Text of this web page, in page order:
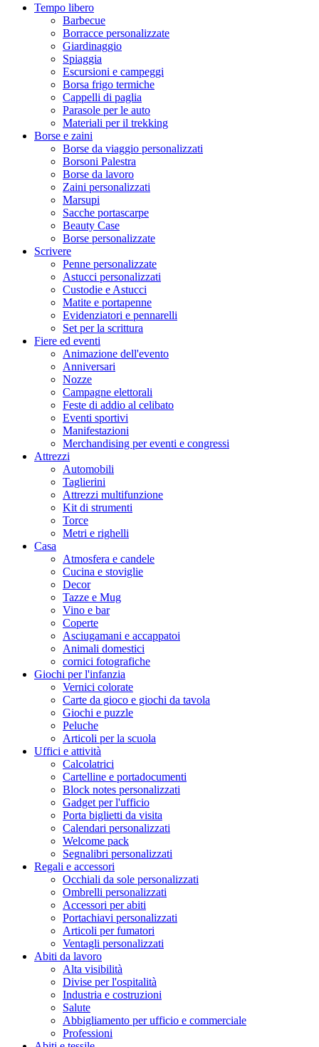
Tempo libero
Barbecue
Borracce personalizzate
Giardinaggio
Spiaggia
Escursioni e campeggi
Borsa frigo termiche
Cappelli di paglia
Parasole per le auto
Materiali per il trekking
Borse e zaini
Borse da viaggio personalizzati
Borsoni Palestra
Borse da lavoro
Zaini personalizzati
Marsupi
Sacche portascarpe
Beauty Case
Borse personalizzate
Scrivere
Penne personalizzate
Astucci personalizzati
Custodie e Astucci
Matite e portapenne
Evidenziatori e pennarelli
Set per la scrittura
Fiere ed eventi
Animazione dell'evento
Anniversari
Nozze
Campagne elettorali
Feste di addio al celibato
Eventi sportivi
Manifestazioni
Merchandising per eventi e congressi
Attrezzi
Automobili
Taglierini
Attrezzi multifunzione
Kit di strumenti
Torce
Metri e righelli
Casa
Atmosfera e candele
Cucina e stoviglie
Decor
Tazze e Mug
Vino e bar
Coperte
Asciugamani e accappatoi
Animali domestici
cornici fotografiche
Giochi per l'infanzia
Vernici colorate
Carte da gioco e giochi da tavola
Giochi e puzzle
Peluche
Articoli per la scuola
Uffici e attività
Calcolatrici
Cartelline e portadocumenti
Block notes personalizzati
Gadget per l'ufficio
Porta biglietti da visita
Calendari personalizzati
Welcome pack
Segnalibri personalizzati
Regali e accessori
Occhiali da sole personalizzati
Ombrelli personalizzati
Accessori per abiti
Portachiavi personalizzati
Articoli per fumatori
Ventagli personalizzati
Abiti da lavoro
Alta visibilità
Divise per l'ospitalità
Industria e costruzioni
Salute
Abbigliamento per ufficio e commerciale
Professioni